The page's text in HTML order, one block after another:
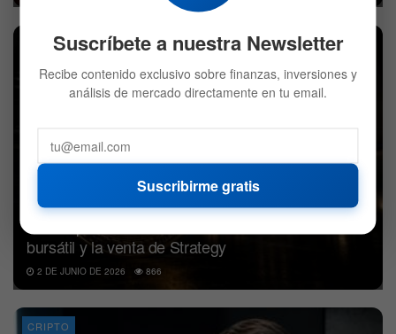
BITCOIN
bursátil y la venta de Strategy
2 DE JUNIO DE 2026 866
CRIPTO
Suscríbete a nuestra Newsletter
Recibe contenido exclusivo sobre finanzas, inversiones y
análisis de mercado directamente en tu email.
Suscribirme gratis